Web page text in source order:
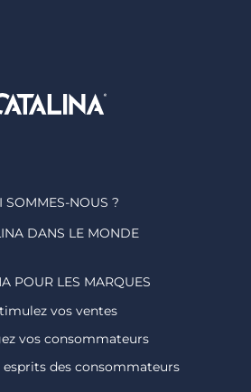
SOMMES-NOUS ?
DANS LE MONDE
POUR LES MARQUES
vos ventes
vos consommateurs
esprits des consommateurs